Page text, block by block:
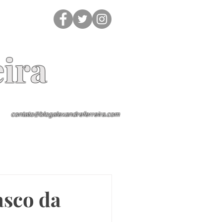
contato@blogalexandreferreira.com
da